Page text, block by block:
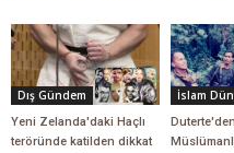
Dış Gündem
Yeni Zelanda'daki Haçlı
teröründe katilden dikkat
İslam